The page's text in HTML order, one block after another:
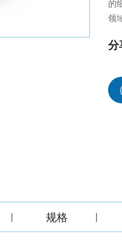
的
领
分
规格